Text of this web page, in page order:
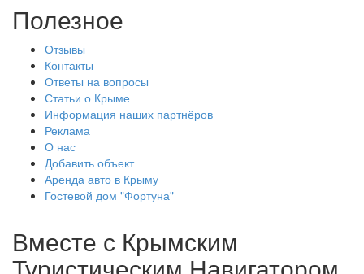
Полезное
Отзывы
Контакты
Ответы на вопросы
Статьи о Крыме
Информация наших партнёров
Реклама
О нас
Добавить объект
Аренда авто в Крыму
Гостевой дом "Фортуна"
Вместе с Крымским